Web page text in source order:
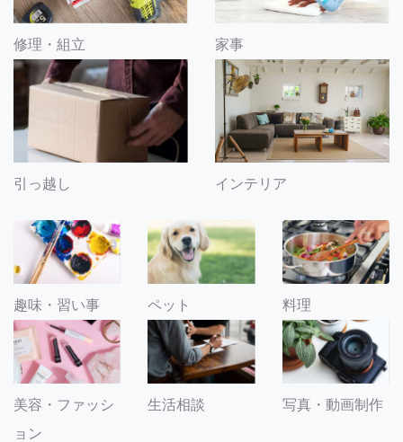
修理・組立 家事
引っ越し インテリア
趣味・習い事 ペット 料理
美容・ファッシ
ョン
生活相談 写真・動画制作